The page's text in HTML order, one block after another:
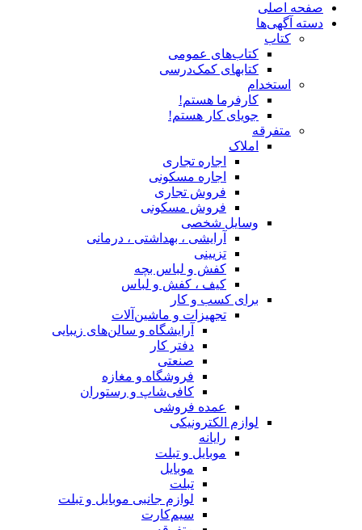
صفحه اصلی
دسته آگهی‌ها
کتاب
کتاب‌های عمومی
کتابهای کمک‌درسی
استخدام
کارفرما هستم!
جویای کار هستم!
متفرقه
املاک
اجاره تجاری
اجاره مسکونی
فروش تجاری
فروش مسکونی
وسایل شخصی
آرایشی ، بهداشتی ، درمانی
تزیینی
کفش و لباس بچه
کیف ، کفش و لباس
برای کسب و کار
تجهیزات و ماشین‌آلات
آرایشگاه و سالن‌های زیبایی
دفتر کار
صنعتی
فروشگاه و مغازه
کافی‌شاپ و رستوران
عمده فروشی
لوازم الکترونیکی
رایانه
موبایل و تبلت
موبایل
تبلت
لوازم جانبی موبایل و تبلت
سیم‌کارت